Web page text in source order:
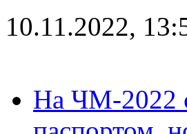
10.11.2022,
На ЧМ-2022